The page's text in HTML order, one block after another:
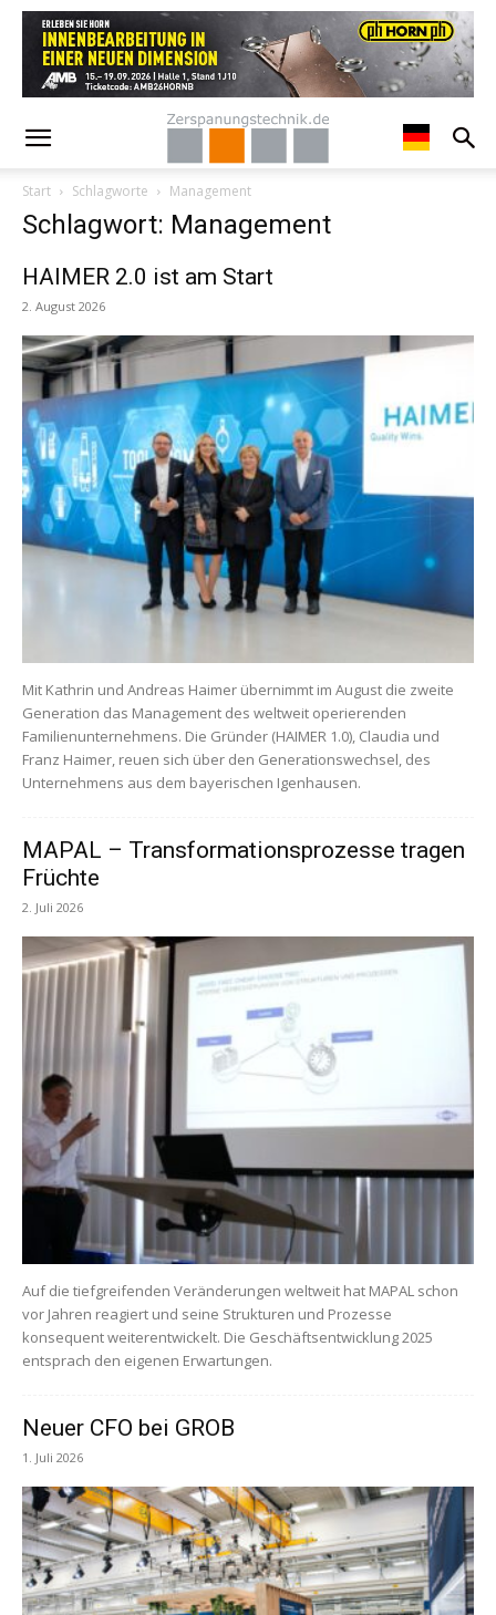
Start Schlagworte Management
Schlagwort: Management
HAIMER 2.0 ist am Start
2. August 2026
Mit Kathrin und Andreas Haimer übernimmt im August die zweite
Generation das Management des weltweit operierenden
Familienunternehmens. Die Gründer (HAIMER 1.0), Claudia und
Franz Haimer, reuen sich über den Generationswechsel, des
Unternehmens aus dem bayerischen Igenhausen.
MAPAL – Transformationsprozesse tragen
Früchte
2. Juli 2026
Auf die tiefgreifenden Veränderungen weltweit hat MAPAL schon
vor Jahren reagiert und seine Strukturen und Prozesse
konsequent weiterentwickelt. Die Geschäftsentwicklung 2025
entsprach den eigenen Erwartungen.
Neuer CFO bei GROB
1. Juli 2026